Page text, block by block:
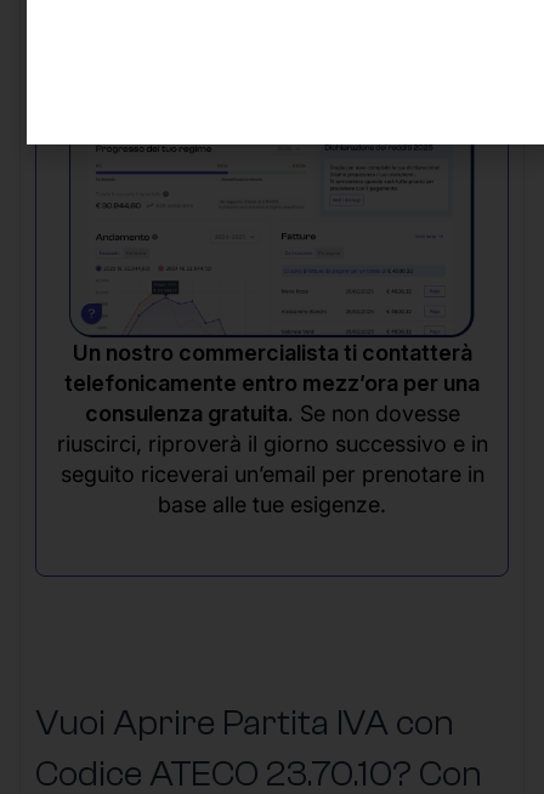
Un nostro commercialista ti contatterà
telefonicamente entro mezz’ora per una
consulenza gratuita. Se non dovesse
riuscirci, riproverà il giorno successivo e in
seguito riceverai un’email per prenotare in
base alle tue esigenze.
Vuoi Aprire Partita IVA con
Codice ATECO 23.70.10? Con